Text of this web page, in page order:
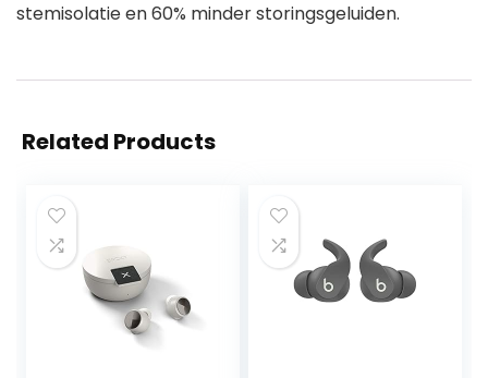
stemisolatie en 60% minder storingsgeluiden.
Related Products